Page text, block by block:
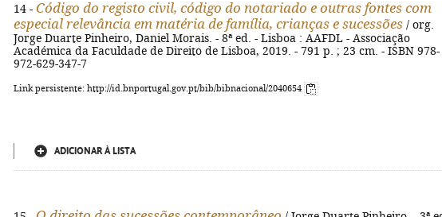
14 - Código do registo civil, código do notariado e outras fontes com
especial relevância em matéria de família, crianças e sucessões / org.
Jorge Duarte Pinheiro, Daniel Morais. - 8ª ed. - Lisboa : AAFDL - Associação
Académica da Faculdade de Direito de Lisboa, 2019. - 791 p. ; 23 cm. - ISBN 978-
972-629-347-7
Link persistente: http://id.bnportugal.gov.pt/bib/bibnacional/2040654
ADICIONAR À LISTA